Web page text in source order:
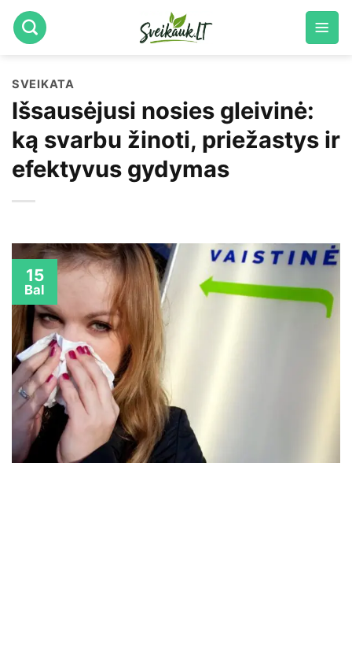
Skip
to
SVEIKATA
Išsausėjusi nosies gleivinė:
ką svarbu žinoti, priežastys ir
efektyvus gydymas
15
Bal